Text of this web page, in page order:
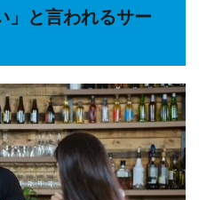
」と言われるサー